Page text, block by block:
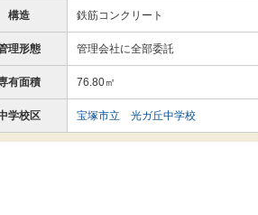
構造 鉄筋コンクリート
理形態 管理会社に全部委託
有面積 76.80㎡
学校区 宝塚市立 光ガ丘中学校